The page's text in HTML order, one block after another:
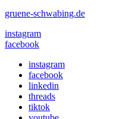
gruene-schwabing.de
instagram
facebook
instagram
facebook
linkedin
threads
tiktok